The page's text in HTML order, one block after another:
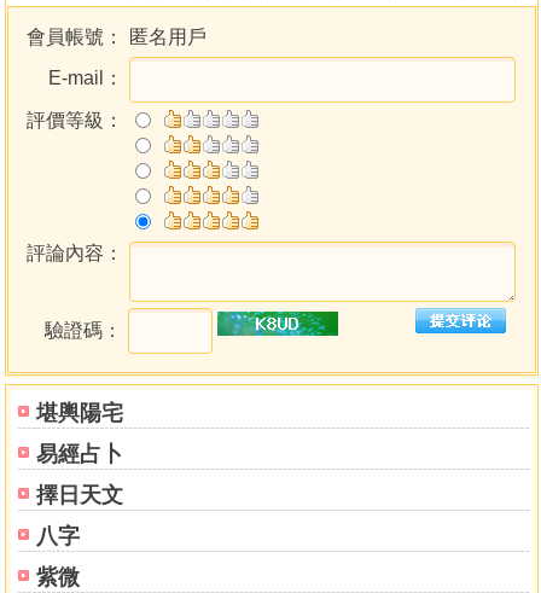
堪輿陽宅
易經占卜
擇日天文
八字
紫微
會員帳號：
匿名用戶
E-mail：
評價等級：
評論內容：
驗證碼：